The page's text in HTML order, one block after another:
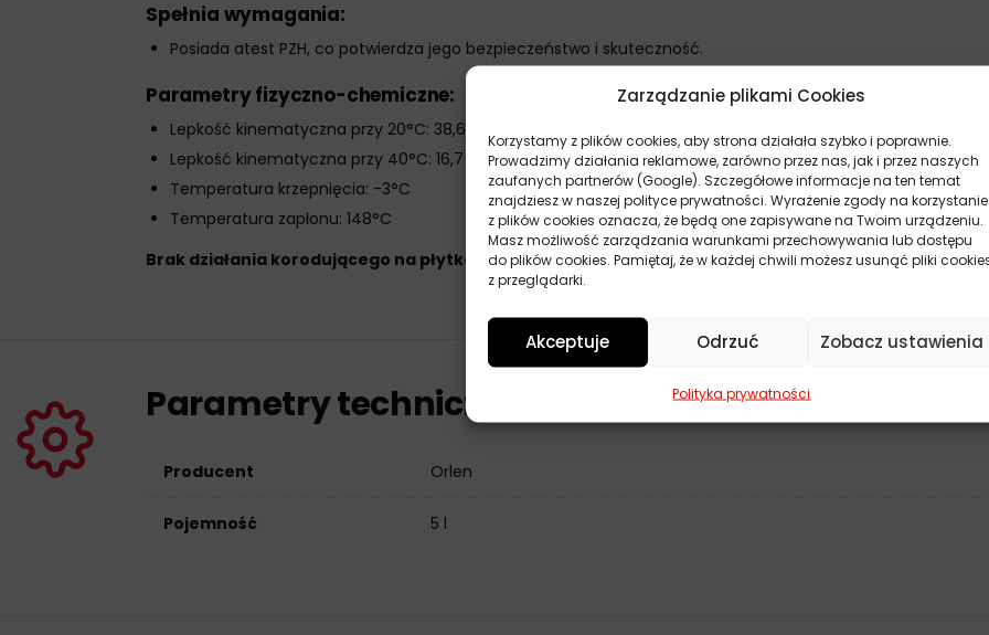
Zarządzanie plikami Cookies
Korzystamy z plików cookies, aby strona działała szybko i poprawnie.
Prowadzimy działania reklamowe, zarówno przez nas, jak i przez naszych
zaufanych partnerów (Google). Szczegółowe informacje na ten temat
znajdziesz w naszej polityce prywatności. Wyrażenie zgody na korzystanie
z plików cookies oznacza, że będą one zapisywane na Twoim urządzeniu.
Masz możliwość zarządzania warunkami przechowywania lub dostępu
do plików cookies. Pamiętaj, że w każdej chwili możesz usunąć pliki
z przeglądarki.
Akceptuje Odrzuć Zobacz ustawienia
Polityka prywatności
Spełnia wymagania:
Posiada atest PZH, co potwierdza jego bezpieczeństwo i skuteczność.
Parametry fizyczno-chemiczne:
Lepkość kinematyczna przy 20°C: 38,6 mm²/s
Lepkość kinematyczna przy 40°C: 16,7 mm²/s
Temperatura krzepnięcia: -3°C
Temperatura zapłonu: 148°C
Brak działania korodującego na płytkach miedzianych i stalowych przy 100°C przez 3 godziny.
Parametry techniczne
Producent Orlen
Pojemność 5 l